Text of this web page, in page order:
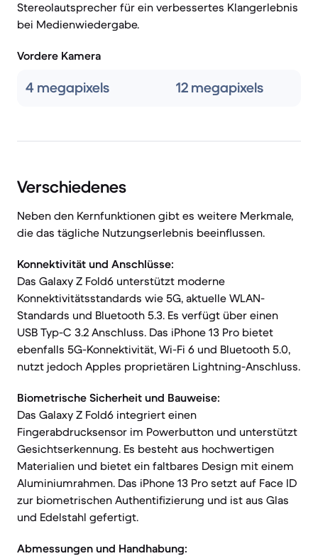
Stereolautsprecher für ein verbessertes Klangerlebnis
bei Medienwiedergabe.
Vordere Kamera
4 megapixels 12 megapixels
Verschiedenes
Neben den Kernfunktionen gibt es weitere Merkmale,
die das tägliche Nutzungserlebnis beeinflussen.
Konnektivität und Anschlüsse:
Das Galaxy Z Fold6 unterstützt moderne
Konnektivitätsstandards wie 5G, aktuelle WLAN-
Standards und Bluetooth 5.3. Es verfügt über einen
USB Typ-C 3.2 Anschluss. Das iPhone 13 Pro bietet
ebenfalls 5G-Konnektivität, Wi-Fi 6 und Bluetooth 5.0,
nutzt jedoch Apples proprietären Lightning-Anschluss.
Biometrische Sicherheit und Bauweise:
Das Galaxy Z Fold6 integriert einen
Fingerabdrucksensor im Powerbutton und unterstützt
Gesichtserkennung. Es besteht aus hochwertigen
Materialien und bietet ein faltbares Design mit einem
Aluminiumrahmen. Das iPhone 13 Pro setzt auf Face ID
zur biometrischen Authentifizierung und ist aus Glas
und Edelstahl gefertigt.
Abmessungen und Handhabung: